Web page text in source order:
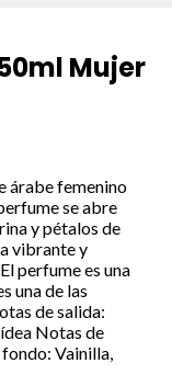
Mujer
árabe femenino
se abre
y pétalos de
vibrante y
perfume es una
una de las
de salida:
Notas de
Vainilla,